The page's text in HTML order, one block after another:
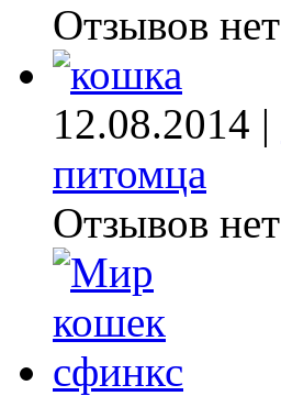
Отзывов нет
12.08.2014 |
питомца
Отзывов нет